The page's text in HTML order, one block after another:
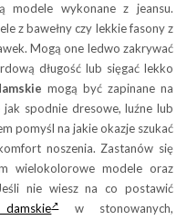
modele wykonane z jeansu.
z bawełny czy lekkie fasony z
Mogą one ledwo zakrywać
długość lub sięgać lekko
mogą być zapinane na
spodnie dresowe, luźne lub
pomyśl na jakie okazje szukać
noszenia. Zastanów się
wielokolorowe modele oraz
nie wiesz na co postawić
w stonowanych,